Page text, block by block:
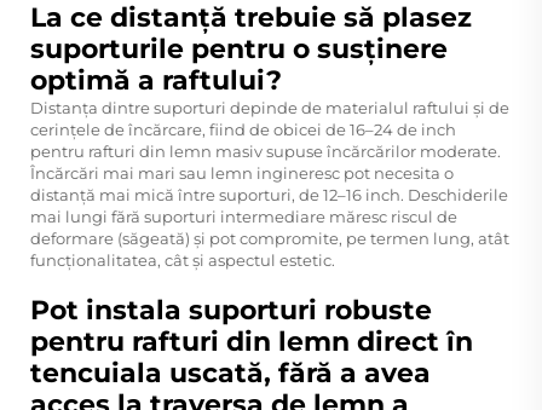
La ce distanță trebuie să plasez
suporturile pentru o susținere
optimă a raftului?
Distanța dintre suporturi depinde de materialul raftului și de
cerințele de încărcare, fiind de obicei de 16–24 de inch
pentru rafturi din lemn masiv supuse încărcărilor moderate.
Încărcări mai mari sau lemn ingineresc pot necesita o
distanță mai mică între suporturi, de 12–16 inch. Deschiderile
mai lungi fără suporturi intermediare măresc riscul de
deformare (săgeată) și pot compromite, pe termen lung, atât
funcționalitatea, cât și aspectul estetic.
Pot instala suporturi robuste
pentru rafturi din lemn direct în
tencuiala uscată, fără a avea